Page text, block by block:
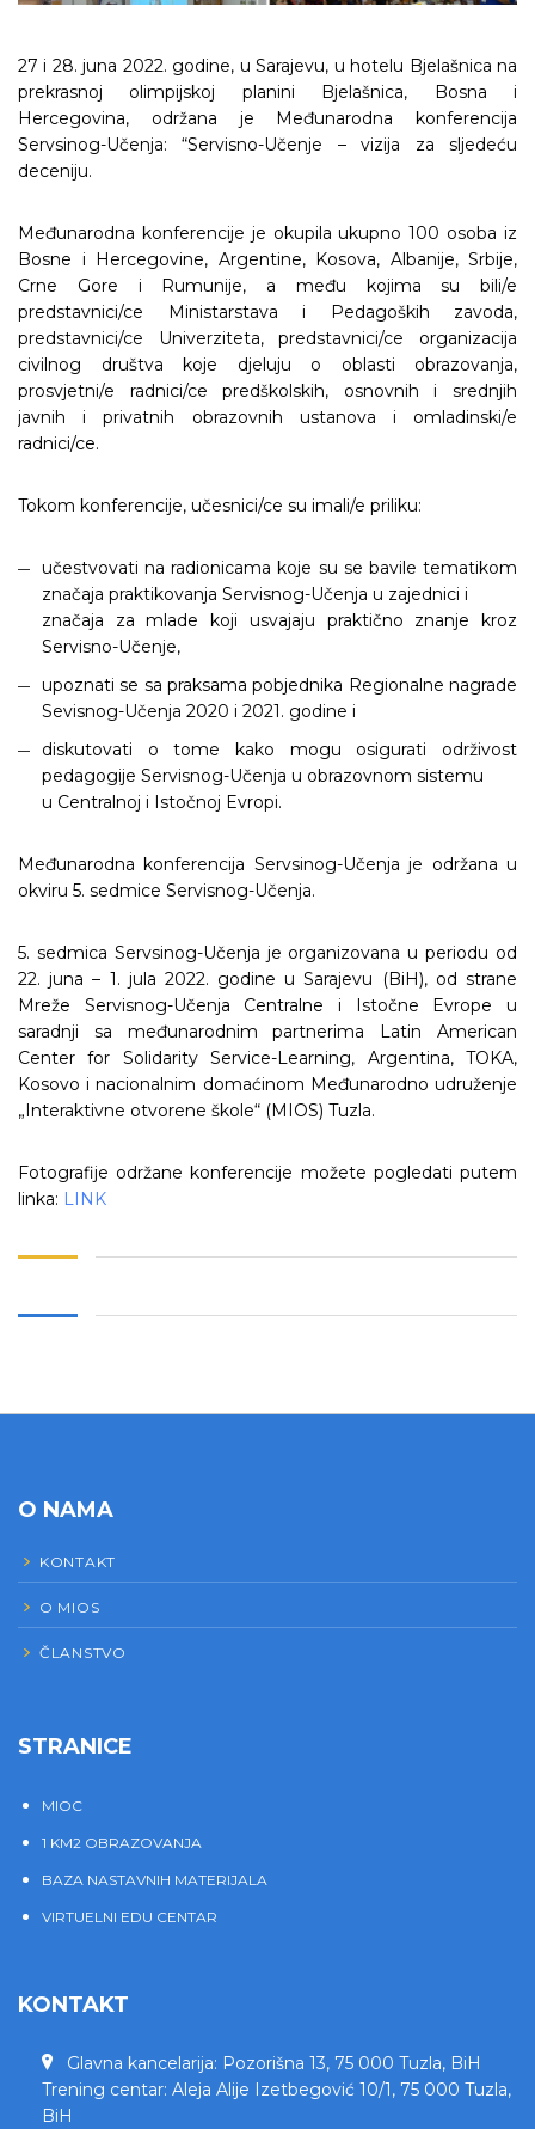
27 i 28. juna 2022. godine, u Sarajevu, u hotelu Bjelašnica na
prekrasnoj olimpijskoj planini Bjelašnica, Bosna i
Hercegovina, održana je Međunarodna konferencija
Servsinog-Učenja: “Servisno-Učenje – vizija za sljedeću
deceniju.
Međunarodna konferencije je okupila ukupno 100 osoba iz
Bosne i Hercegovine, Argentine, Kosova, Albanije, Srbije,
Crne Gore i Rumunije, a među kojima su bili/e
predstavnici/ce Ministarstava i Pedagoških zavoda,
predstavnici/ce Univerziteta, predstavnici/ce organizacija
civilnog društva koje djeluju o oblasti obrazovanja,
prosvjetni/e radnici/ce predškolskih, osnovnih i srednjih
javnih i privatnih obrazovnih ustanova i omladinski/e
radnici/ce.
Tokom konferencije, učesnici/ce su imali/e priliku:
učestvovati na radionicama koje su se bavile tematikom
značaja praktikovanja Servisnog-Učenja u zajednici i
značaja za mlade koji usvajaju praktično znanje kroz
Servisno-Učenje,
upoznati se sa praksama pobjednika Regionalne nagrade
Sevisnog-Učenja 2020 i 2021. godine i
diskutovati o tome kako mogu osigurati održivost
pedagogije Servisnog-Učenja u obrazovnom sistemu
u Centralnoj i Istočnoj Evropi.
Međunarodna konferencija Servsinog-Učenja je održana u
okviru 5. sedmice Servisnog-Učenja.
5. sedmica Servsinog-Učenja je organizovana u periodu od
22. juna – 1. jula 2022. godine u Sarajevu (BiH), od strane
Mreže Servisnog-Učenja Centralne i Istočne Evrope u
saradnji sa međunarodnim partnerima Latin American
Center for Solidarity Service-Learning, Argentina, TOKA,
Kosovo i nacionalnim domaćinom Međunarodno udruženje
„Interaktivne otvorene škole“ (MIOS) Tuzla.
Fotografije održane konferencije možete pogledati putem
linka: LINK
O NAMA
KONTAKT
O MIOS
ČLANSTVO
STRANICE
MIOC
1 KM2 OBRAZOVANJA
BAZA NASTAVNIH MATERIJALA
VIRTUELNI EDU CENTAR
KONTAKT
Glavna kancelarija: Pozorišna 13, 75 000 Tuzla, BiH
Trening centar: Aleja Alije Izetbegović 10/1, 75 000 Tuzla,
BiH